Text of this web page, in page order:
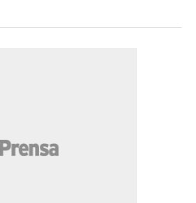
y drástico castigo